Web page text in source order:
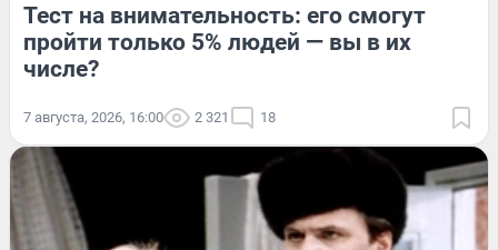
Тест на внимательность: его смогут
пройти только 5% людей — вы в их
числе?
7 августа, 2026, 16:00 2 321 18